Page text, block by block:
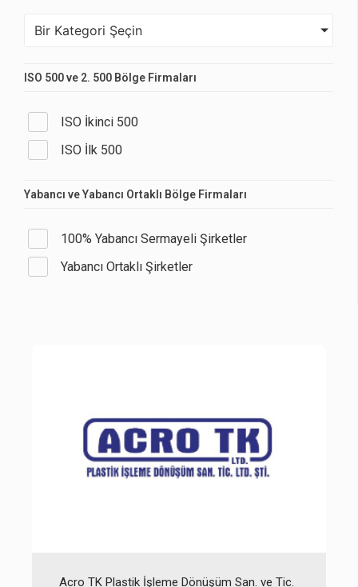
Bir Kategori Şeçin
ISO 500 ve 2. 500 Bölge Firmaları
ISO İkinci 500
ISO İlk 500
Yabancı ve Yabancı Ortaklı Bölge Firmaları
100% Yabancı Sermayeli Şirketler
Yabancı Ortaklı Şirketler
Acro TK Plastik İşleme Dönüşüm San. ve Tic.